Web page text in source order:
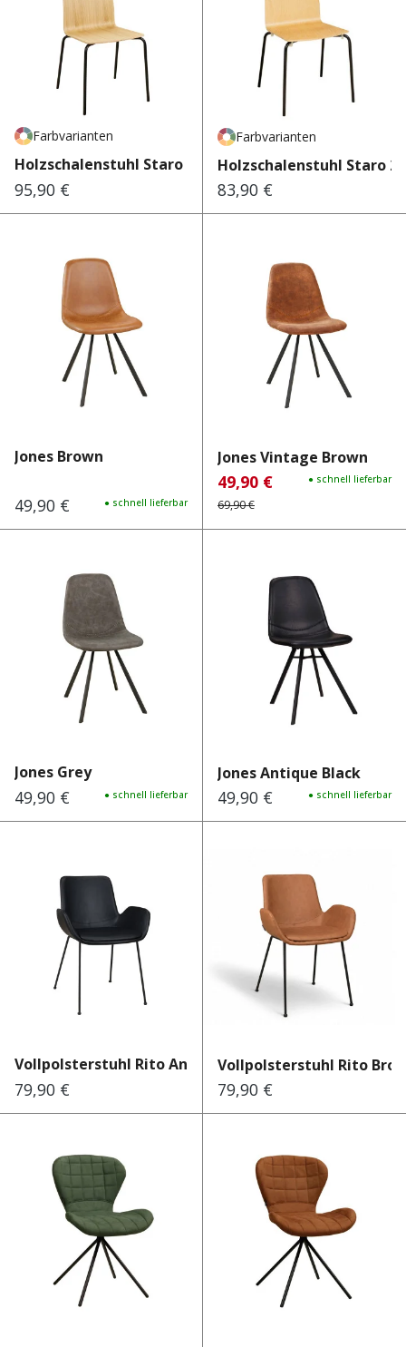
Farbvarianten
Holzschalenstuhl Staro 200 E
Regulärer Preis:
95,90 €
Farbvarianten
Holzschalenstuhl Staro
Regulärer Preis:
83,90 €
Jones Brown
Regulärer Preis:
49,90 € ● schnell lieferbar
Jones Vintage Brown
Verkaufspreis:
49,90 €
Regulärer Preis:
69,90 €
● schnell lieferbar
Jones Grey
Regulärer Preis:
49,90 € ● schnell lieferbar
Jones Antique Black
Regulärer Preis:
49,90 € ● schnell lieferbar
Vollpolsterstuhl Rito Antiq...
Regulärer Preis:
79,90 €
Vollpolsterstuhl Rito
Regulärer Preis:
79,90 €